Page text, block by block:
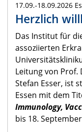
17.09.-18.09.2026
Herzlich
Das Institut für
assoziierten
Leitung von Prof.
Stefan Esser, ist
Essen mit dem
Immunology,
bis 18.